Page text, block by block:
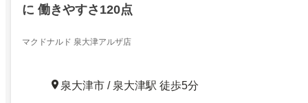
に 働きやすさ120点
マクドナルド 泉大津アルザ店
泉大津市 / 泉大津駅 徒歩5分